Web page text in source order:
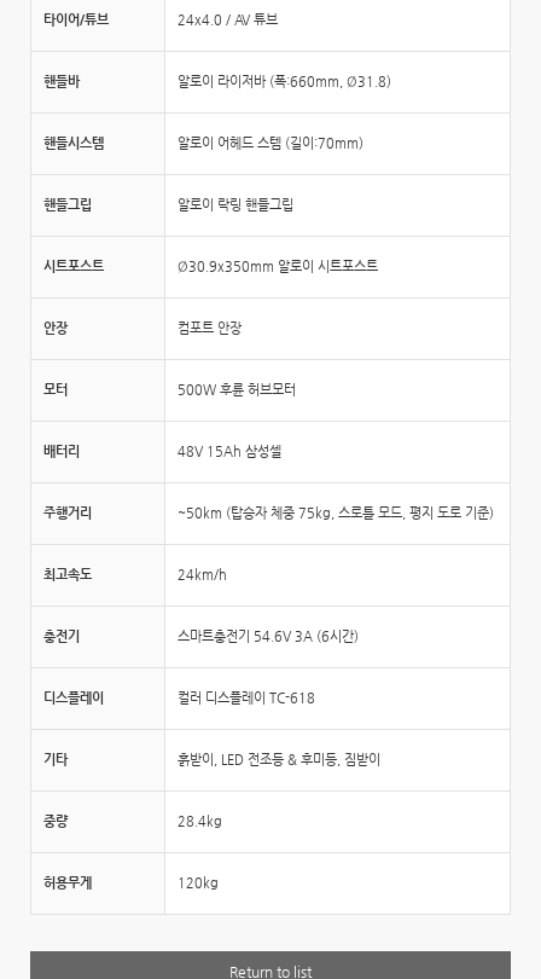
타이어/튜브 24x4.0 / AV 튜브
핸들바 알로이 라이저바 (폭:660mm, Ø31.8)
핸들시스템 알로이 어헤드 스템 (길이:70mm)
핸들그립 알로이 락링 핸들그립
시트포스트 Ø30.9x350mm 알로이 시트포스트
안장 컴포트 안장
모터 500W 후륜 허브모터
배터리 48V 15Ah 삼성셀
주행거리 ~50km (탑승자 체중 75kg, 스로틀 모드, 평지 도로 기준)
최고속도 24km/h
충전기 스마트충전기 54.6V 3A (6시간)
디스플레이 컬러 디스플레이 TC-618
기타 흙받이, LED 전조등 & 후미등, 짐받이
중량 28.4kg
허용무게 120kg
Return to list